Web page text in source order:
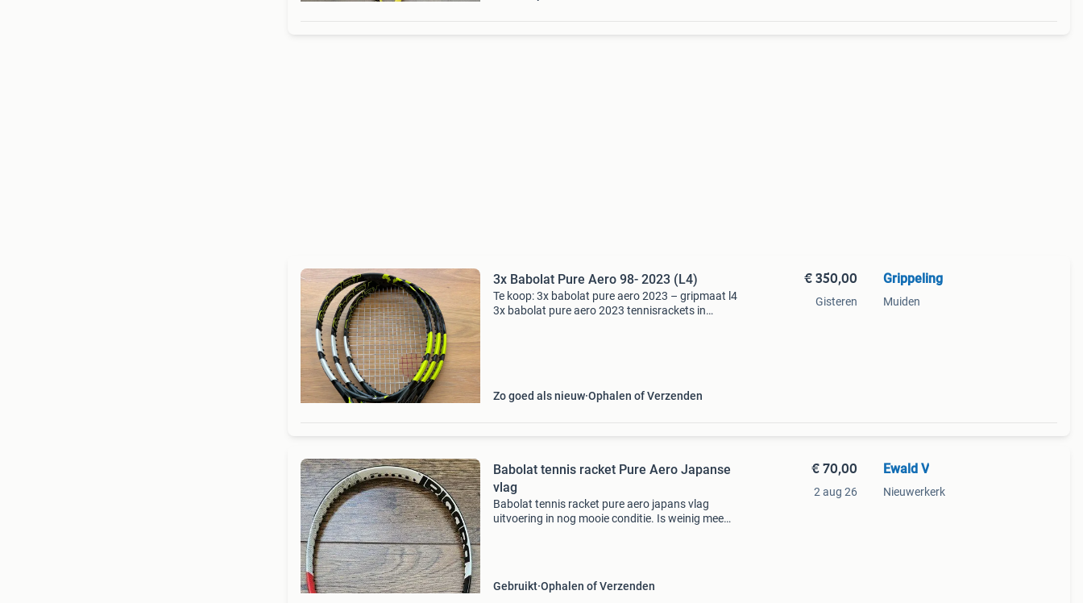
3x Babolat Pure Aero 98- 2023 (L4)
Te koop: 3x babolat pure aero 2023 – gripmaat l4
3x babolat pure aero 2023 tennisrackets in
Zo goed als nieuw Ophalen of Verzenden
€ 350,00
Gisteren
Grippeling
Muiden
Babolat tennis racket Pure Aero Japanse
vlag
Babolat tennis racket pure aero japans vlag
uitvoering in nog mooie conditie. Is weinig mee
Gebruikt Ophalen of Verzenden
€ 70,00
2 aug 26
Ewald V
Nieuwerkerk